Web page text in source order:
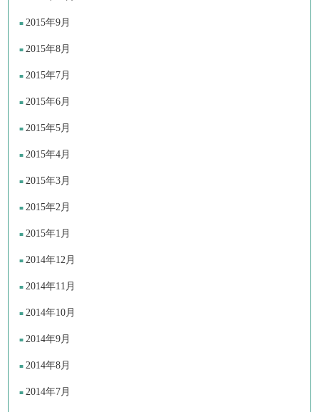
2015年9月
2015年8月
2015年7月
2015年6月
2015年5月
2015年4月
2015年3月
2015年2月
2015年1月
2014年12月
2014年11月
2014年10月
2014年9月
2014年8月
2014年7月